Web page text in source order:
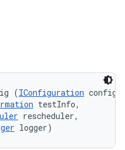
(IConfiguration
testInfo,
rescheduler,
logger)